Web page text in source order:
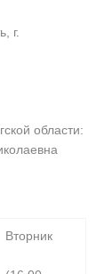
г.
области:
Вторник